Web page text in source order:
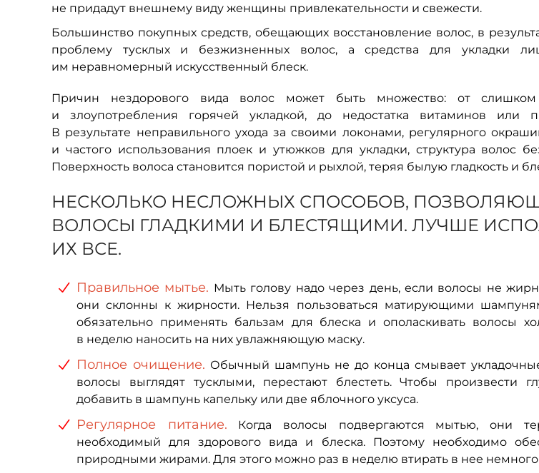
не придадут внешнему виду женщины привлекательности и свежести.
Большинство покупных средств, обещающих восстановление волос, в
проблему тусклых и безжизненных волос, а средства для укладки
им неравномерный искусственный блеск.
Причин нездорового вида волос может быть множество: от слишком
и злоупотребления горячей укладкой, до недостатка витаминов или
В результате неправильного ухода за своими локонами, регулярного
и частого использования плоек и утюжков для укладки, структура волос
Поверхность волоса становится пористой и рыхлой, теряя былую гладкость и
НЕСКОЛЬКО НЕСЛОЖНЫХ СПОСОБОВ,
ВОЛОСЫ ГЛАДКИМИ И БЛЕСТЯЩИМИ. ЛУЧШЕ
ИХ ВСЕ.
Правильное мытье. Мыть голову надо через день, если волосы не
они склонны к жирности. Нельзя пользоваться матирующими
обязательно применять бальзам для блеска и ополаскивать волосы
в неделю наносить на них увлажняющую маску.
Полное очищение. Обычный шампунь не до конца смывает укладочные
волосы выглядят тусклыми, перестают блестеть. Чтобы произвести
добавить в шампунь капельку или две яблочного уксуса.
Регулярное питание. Когда волосы подвергаются мытью, они
необходимый для здорового вида и блеска. Поэтому необходимо
природными жирами. Для этого можно раз в неделю втирать в нее немного